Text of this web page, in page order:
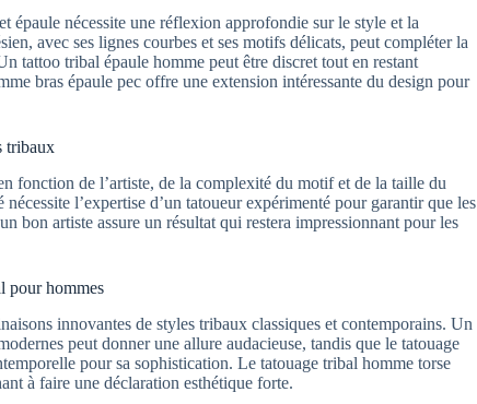
épaule nécessite une réflexion approfondie sur le style et la
avec ses lignes courbes et ses motifs délicats, peut compléter la
tattoo tribal épaule homme peut être discret tout en restant
bras épaule pec offre une extension intéressante du design pour
tribaux
fonction de l’artiste, de la complexité du motif et de la taille du
l’expertise d’un tatoueur expérimenté pour garantir que les
bon artiste assure un résultat qui restera impressionnant pour les
pour hommes
innovantes de styles tribaux classiques et contemporains. Un
peut donner une allure audacieuse, tandis que le tatouage
pour sa sophistication. Le tatouage tribal homme torse
à faire une déclaration esthétique forte.